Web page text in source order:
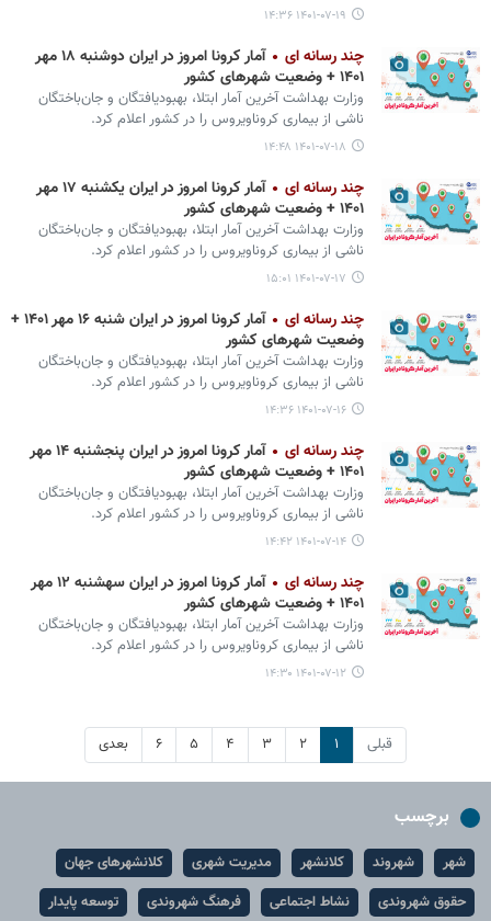
۱۴۰۱-۰۷-۱۹ ۱۴:۳۶
چند رسانه ای
آمار کرونا امروز در ایران دوشنبه ۱۸ مهر
۱۴۰۱ + وضعیت شهرهای کشور
وزارت بهداشت آخرین آمار ابتلا، بهبودیافتگان و جان‌باختگان
ناشی از بیماری کروناویروس را در کشور اعلام کرد.
۱۴۰۱-۰۷-۱۸ ۱۴:۴۸
چند رسانه ای
آمار کرونا امروز در ایران یکشنبه ۱۷ مهر
۱۴۰۱ + وضعیت شهرهای کشور
وزارت بهداشت آخرین آمار ابتلا، بهبودیافتگان و جان‌باختگان
ناشی از بیماری کروناویروس را در کشور اعلام کرد.
۱۴۰۱-۰۷-۱۷ ۱۵:۰۱
چند رسانه ای
آمار کرونا امروز در ایران شنبه ۱۶ مهر ۱۴۰۱ +
وضعیت شهرهای کشور
وزارت بهداشت آخرین آمار ابتلا، بهبودیافتگان و جان‌باختگان
ناشی از بیماری کروناویروس را در کشور اعلام کرد.
۱۴۰۱-۰۷-۱۶ ۱۴:۳۶
چند رسانه ای
آمار کرونا امروز در ایران پنجشنبه ۱۴ مهر
۱۴۰۱ + وضعیت شهرهای کشور
وزارت بهداشت آخرین آمار ابتلا، بهبودیافتگان و جان‌باختگان
ناشی از بیماری کروناویروس را در کشور اعلام کرد.
۱۴۰۱-۰۷-۱۴ ۱۴:۴۲
چند رسانه ای
آمار کرونا امروز در ایران سه‎شنبه ۱۲ مهر
۱۴۰۱ + وضعیت شهرهای کشور
وزارت بهداشت آخرین آمار ابتلا، بهبودیافتگان و جان‌باختگان
ناشی از بیماری کروناویروس را در کشور اعلام کرد.
۱۴۰۱-۰۷-۱۲ ۱۴:۳۰
قبلی ۱ ۲ ۳ ۴ ۵ ۶ بعدی
برچسب
شهر شهروند کلانشهر مدیریت شهری
کلانشهرهای جهان
حقوق شهروندی
نشاط اجتماعی فرهنگ شهروندی توسعه پایدار